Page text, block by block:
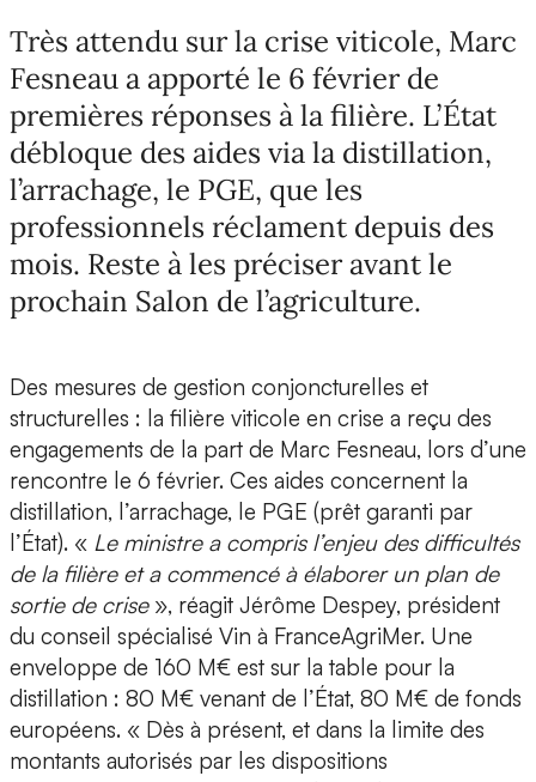
Très attendu sur la crise viticole, Marc
Fesneau a apporté le 6 février de
premières réponses à la filière. L’État
débloque des aides via la distillation,
l’arrachage, le PGE, que les
professionnels réclament depuis des
mois. Reste à les préciser avant le
prochain Salon de l’agriculture.
Des mesures de gestion conjoncturelles et
structurelles : la filière viticole en crise a reçu des
engagements de la part de Marc Fesneau, lors d’une
rencontre le 6 février. Ces aides concernent la
distillation, l’arrachage, le PGE (prêt garanti par
l’État). « Le ministre a compris l’enjeu des difficultés
de la filière et a commencé à élaborer un plan de
sortie de crise», réagit Jérôme Despey, président
du conseil spécialisé Vin à FranceAgriMer. Une
enveloppe de 160 M€ est sur la table pour la
distillation : 80 M€ venant de l’État, 80 M€ de fonds
européens. « Dès à présent, et dans la limite des
montants autorisés par les dispositions